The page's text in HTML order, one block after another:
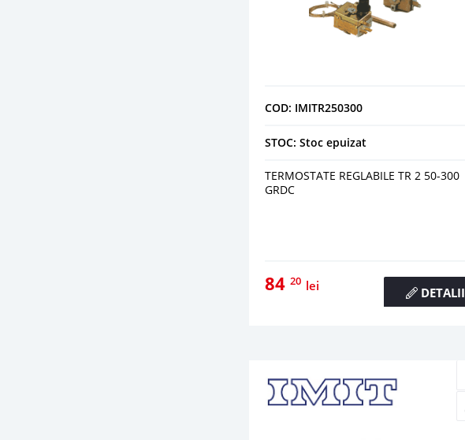
COD: IMITR250300
STOC: Stoc epuizat
TERMOSTATE REGLABILE TR 2 50-300
GRDC
84 20 lei DETALII